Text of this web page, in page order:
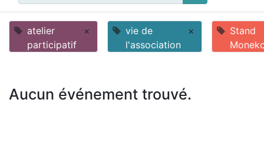
atelier
participatif
×
vie de
l'association
×
Stand
Aucun événement trouvé.